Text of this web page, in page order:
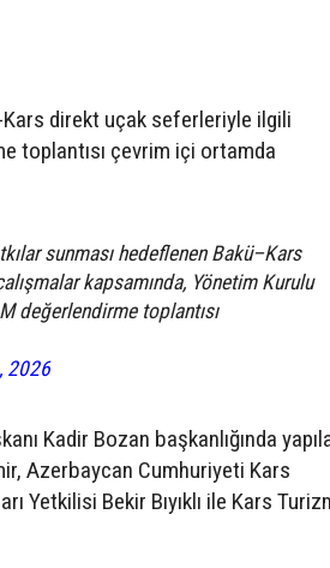
Kars direkt uçak seferleriyle ilgili
toplantısı çevrim içi ortamda
sunması hedeflenen Bakü–Kars
kapsamında, Yönetim Kurulu
değerlendirme toplantısı
2026
Kadir Bozan başkanlığında
Azerbaycan Cumhuriyeti Kars
Yetkilisi Bekir Bıyıklı ile Kars